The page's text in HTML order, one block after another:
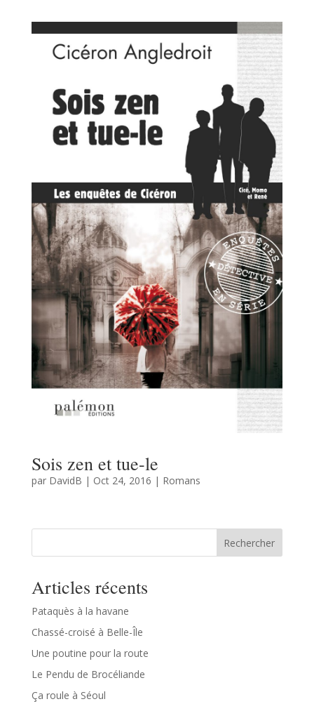
Sois zen et tue-le
par DavidB | Oct 24, 2016 | Romans
Rechercher
Articles récents
Pataquès à la havane
Chassé-croisé à Belle-Île
Une poutine pour la route
Le Pendu de Brocéliande
Ça roule à Séoul